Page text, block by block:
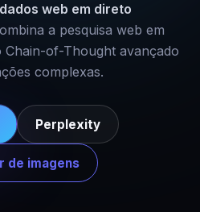
web em direto
a pesquisa web em
of-Thought avançado
complexas.
Perplexity
de imagens